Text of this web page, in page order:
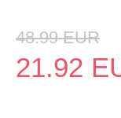
48.99 EUR
21.92